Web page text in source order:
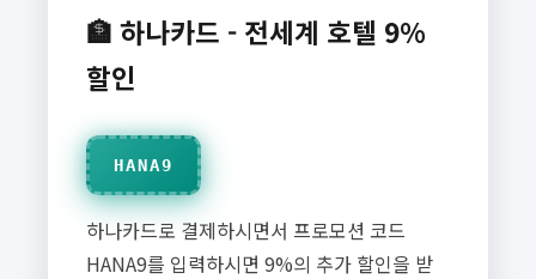
🏦 하나카드 - 전세계 호텔 9%
할인
HANA9
하나카드로 결제하시면서 프로모션 코드
HANA9를 입력하시면 9%의 추가 할인을 받